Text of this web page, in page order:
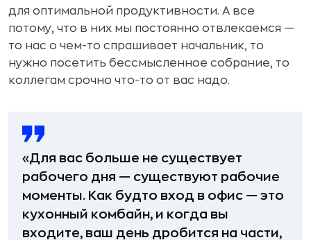
для оптимальной продуктивности. А все
потому, что в них мы постоянно отвлекаемся —
то нас о чем-то спрашивает начальник, то
нужно посетить бессмысленное собрание, то
коллегам срочно что-то от вас надо.
«Для вас больше не существует
рабочего дня — существуют рабочие
моменты. Как будто вход в офис — это
кухонный комбайн, и когда вы
входите, ваш день дробится на части,